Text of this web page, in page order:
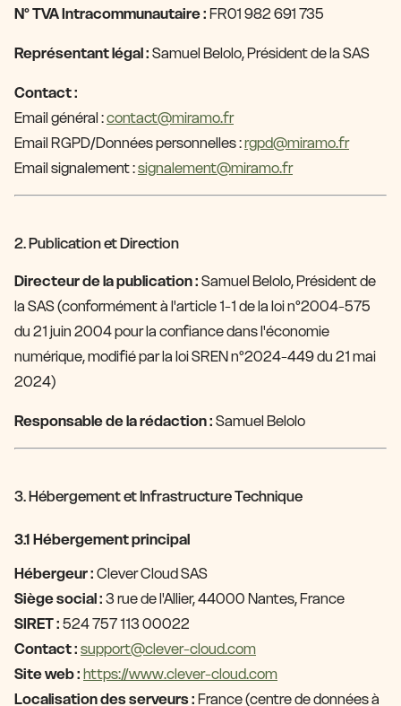
N° TVA Intracommunautaire : FR01 982 691 735
Représentant légal : Samuel Belolo, Président de la SAS
Contact :
Email général :contact@miramo.fr
Email RGPD/Données personnelles :rgpd@miramo.fr
Email signalement :signalement@miramo.fr
2. Publication et Direction
Directeur de la publication : Samuel Belolo, Président de
la SAS (conformément à l'article 1-1 de la loi n°2004-575
du 21 juin 2004 pour la confiance dans l'économie
numérique, modifié par la loi SREN n°2024-449 du 21 mai
2024)
Responsable de la rédaction : Samuel Belolo
3. Hébergement et Infrastructure Technique
3.1 Hébergement principal
Hébergeur : Clever Cloud SAS
Siège social : 3 rue de l'Allier, 44000 Nantes, France
SIRET : 524 757 113 00022
Contact : support@clever-cloud.com
Site web : https://www.clever-cloud.com
Localisation des serveurs : France (centre de données à